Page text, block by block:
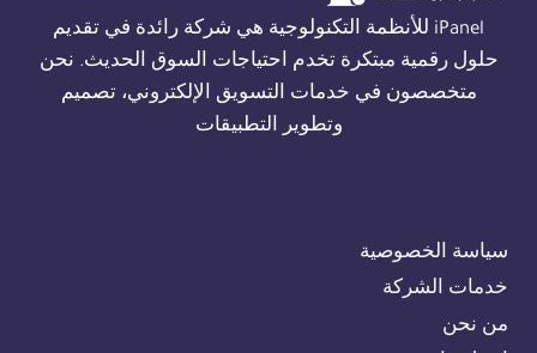
iPanel للأنظمة التكنولوجية هي شركة رائدة في تقديم
حلول رقمية مبتكرة تخدم احتياجات السوق الحديث. نحن
متخصصون في خدمات التسويق الإلكتروني، تصميم
وتطوير التطبيقات
سياسة الخصوصية
خدمات الشركة
من نحن